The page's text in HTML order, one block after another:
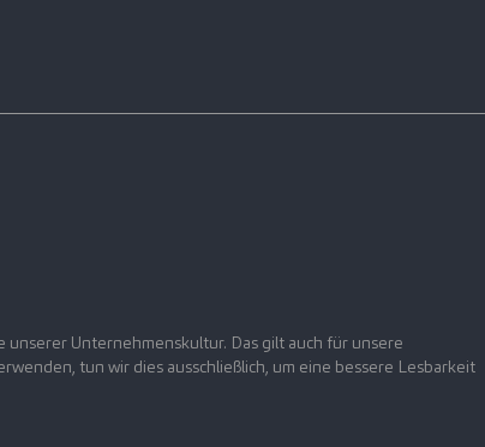
Unternehmenskultur. Das gilt auch für unsere
tun wir dies ausschließlich, um eine bessere Lesbarkeit